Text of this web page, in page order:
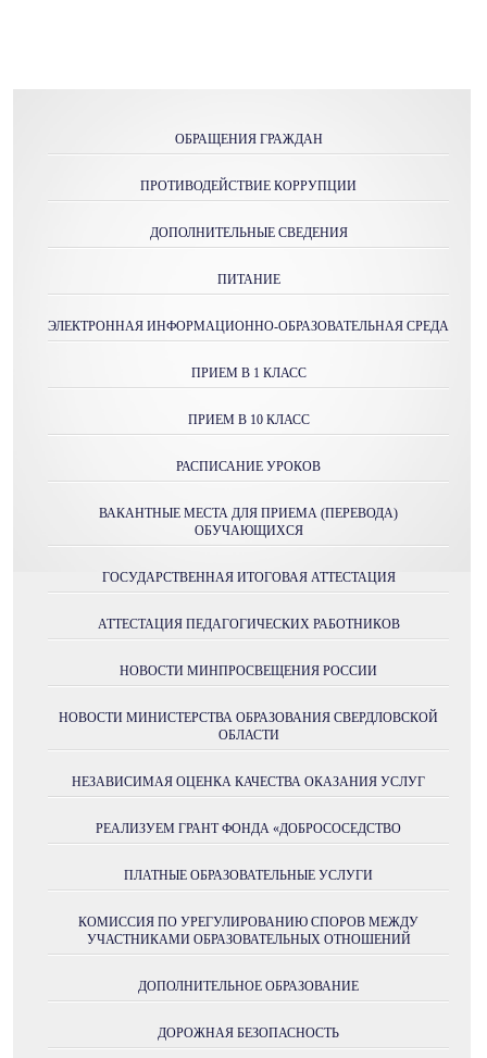
ОБРАЩЕНИЯ ГРАЖДАН
ПРОТИВОДЕЙСТВИЕ КОРРУПЦИИ
ДОПОЛНИТЕЛЬНЫЕ СВЕДЕНИЯ
ПИТАНИЕ
ЭЛЕКТРОННАЯ ИНФОРМАЦИОННО-ОБРАЗОВАТЕЛЬНАЯ СРЕДА
ПРИЕМ В 1 КЛАСС
ПРИЕМ В 10 КЛАСС
РАСПИСАНИЕ УРОКОВ
ВАКАНТНЫЕ МЕСТА ДЛЯ ПРИЕМА (ПЕРЕВОДА)
ОБУЧАЮЩИХСЯ
ГОСУДАРСТВЕННАЯ ИТОГОВАЯ АТТЕСТАЦИЯ
АТТЕСТАЦИЯ ПЕДАГОГИЧЕСКИХ РАБОТНИКОВ
НОВОСТИ МИНПРОСВЕЩЕНИЯ РОССИИ
НОВОСТИ МИНИСТЕРСТВА ОБРАЗОВАНИЯ СВЕРДЛОВСКОЙ
ОБЛАСТИ
НЕЗАВИСИМАЯ ОЦЕНКА КАЧЕСТВА ОКАЗАНИЯ УСЛУГ
РЕАЛИЗУЕМ ГРАНТ ФОНДА «ДОБРОСОСЕДСТВО
ПЛАТНЫЕ ОБРАЗОВАТЕЛЬНЫЕ УСЛУГИ
КОМИССИЯ ПО УРЕГУЛИРОВАНИЮ СПОРОВ МЕЖДУ
УЧАСТНИКАМИ ОБРАЗОВАТЕЛЬНЫХ ОТНОШЕНИЙ
ДОПОЛНИТЕЛЬНОЕ ОБРАЗОВАНИЕ
ДОРОЖНАЯ БЕЗОПАСНОСТЬ